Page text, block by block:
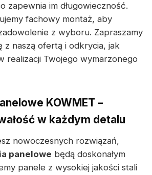
zapewnia im długowieczność.
fachowy montaż, aby
z wyboru. Zapraszamy
z naszą ofertą i odkrycia, jak
realizacji Twojego wymarzonego
KOWMET –
w każdym detalu
nowoczesnych rozwiązań,
panelowe będą doskonałym
panele z wysokiej jakości stali